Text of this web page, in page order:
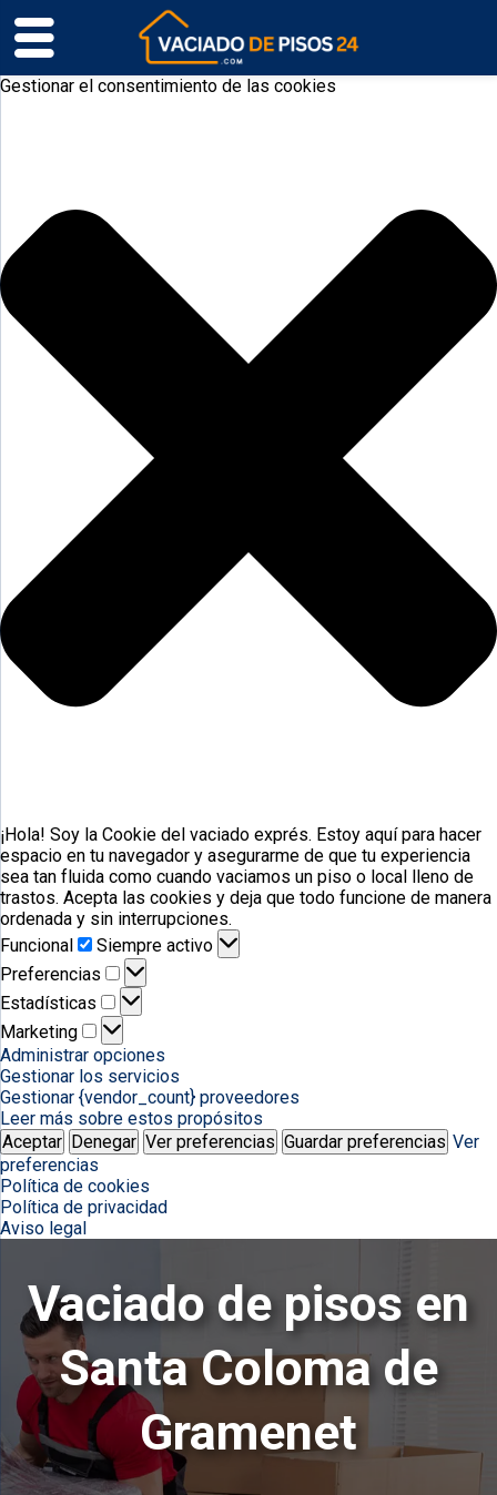
Gestionar el consentimiento de las cookies
¡Hola! Soy la Cookie del vaciado exprés. Estoy aquí para hacer
espacio en tu navegador y asegurarme de que tu experiencia
sea tan fluida como cuando vaciamos un piso o local lleno de
trastos. Acepta las cookies y deja que todo funcione de manera
ordenada y sin interrupciones.
Funcional
Funcional
Siempre activo
Preferencias
Preferencias
Estadísticas
Estadísticas
Marketing
Marketing
Administrar opciones
Gestionar los servicios
Gestionar {vendor_count} proveedores
Leer más sobre estos propósitos
Aceptar Denegar Ver preferencias Guardar preferencias Ver
preferencias
Política de cookies
Política de privacidad
Aviso legal
Vaciado de pisos en
Santa Coloma de
Gramenet